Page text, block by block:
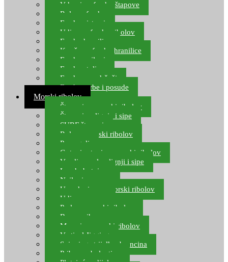
Vrhovi za feeder štapove
Role za feeder
Feeder sistemi
Udice za feeder ribolov
Feeder hranilice
Kopče za feeder hranilice
Feeder najloni
Feeder stolice
Feeder arm držači
Feeder torbe i posude
Morski ribolov
Štapovi za morski ribolov
Štapovi za lignje i sipe
SURF štapovi
Role za morski ribolov
Parangali
Gotovi setovi za morski ribolov
Varalice za lov lignji i sipe
Lov hobotnice
Najloni za more
Upredenice za morski ribolov
Udice za more
Perle za morski ribolov
Brum prihrana za more
Mamci za morski ribolov
Vertical Jigging
Spinning strijelke, brancina
Pribor za bolentino